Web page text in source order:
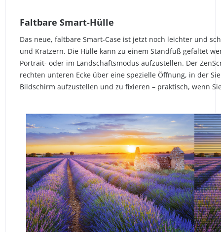
Faltbare Smart-Hülle
Das neue, faltbare Smart-Case ist jetzt noch leichter und
und Kratzern. Die Hülle kann zu einem Standfuß gefaltet
Portrait- oder im Landschaftsmodus aufzustellen. Der
rechten unteren Ecke über eine spezielle Öffnung, in der
Bildschirm aufzustellen und zu fixieren – praktisch, wenn